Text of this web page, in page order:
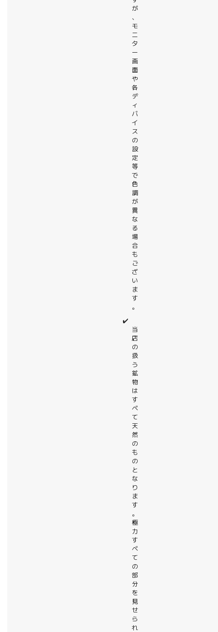
が
、
モ
ニ
タ
ー
画
面
や
各
デ
ィ
バ
イ
ス
の
設
定
等
で
色
調
が
異
な
る
場
合
も
ご
ざ
い
ま
す
。
✔️
当
店
の
扱
う
鉱
物
は
す
べ
て
天
然
の
も
の
と
な
り
ま
す
。
極
力
す
べ
て
の
部
分
を
見
せ
ら
れ